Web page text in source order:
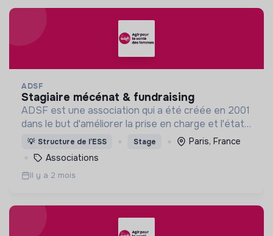
ADSF
stagiaire mécénat & fundraising
ADSF est une association qui a été créée en 2001
dans le but d'améliorer la prise en charge et l'état
de santé globale des femmes en situation de
vulnérabilité et/ou de précarité.
💡 Structure de l’ESS Stage
Paris, France
Associations
Il y a 2 mois